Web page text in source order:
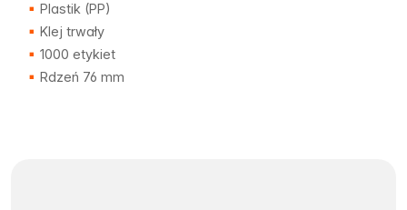
Plastik (PP)
Klej trwały
1000 etykiet
Rdzeń 76 mm